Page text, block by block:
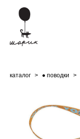
каталог > ● поводки >